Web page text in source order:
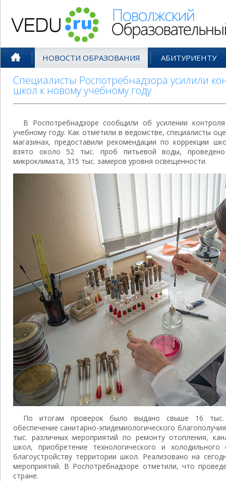
НОВОСТИ ОБРАЗОВАНИЯ АБИТУРИЕНТУ
Специалисты Роспотребнадзора усилили
школ к новому учебному году
В Роспотребнадзоре сообщили об усилении
учебному году. Как отметили в ведомстве, специалисты
магазинах, предоставили рекомендации по коррекции
взято около 52 тыс. проб питьевой воды,
микроклимата, 315 тыс. замеров уровня освещенности.
По итогам проверок было выдано свыше 16 тыс.
обеспечение санитарно-эпидемиологического
тыс. различных мероприятий по ремонту отопления,
школ, приобретение технологического и
благоустройству территории школ. Реализовано на
мероприятий. В Роспотребнадзоре отметили, что
стране.